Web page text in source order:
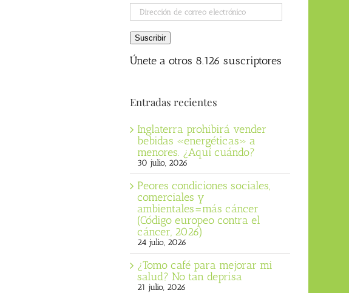
Dirección
de
correo
electrónico
Suscribir
Únete a otros 8.126 suscriptores
Entradas recientes
Inglaterra prohibirá vender
bebidas «energéticas» a
menores. ¿Aquí cuándo?
30 julio, 2026
Peores condiciones sociales,
comerciales y
ambientales=más cáncer
(Código europeo contra el
cáncer, 2026)
24 julio, 2026
¿Tomo café para mejorar mi
salud? No tan deprisa
21 julio, 2026